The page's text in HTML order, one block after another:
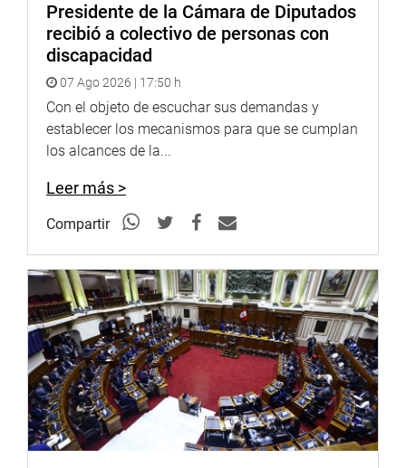
Presidente de la Cámara de Diputados
recibió a colectivo de personas con
discapacidad
07 Ago 2026 | 17:50 h
Con el objeto de escuchar sus demandas y
establecer los mecanismos para que se cumplan
los alcances de la...
Leer más >
Compartir